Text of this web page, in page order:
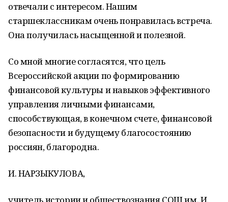
отвечали с интересом. Нашим
старшеклассникам очень понравилась встреча.
Она получилась насыщенной и полезной.
Со мной многие согласятся, что цель
Всероссийской акции по формированию
финансовой культуры и навыков эффективного
управления личными финансами,
способствующая, в конечном счете, финансовой
безопасности и будущему благосостоянию
россиян, благородна.
И. НАРЗЫКУЛОВА,